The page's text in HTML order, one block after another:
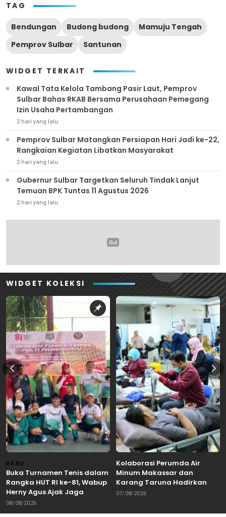
TAG
Bendungan Budong budong
Mamuju Tengah
Pemprov Sulbar
Santunan
WIDGET TERKAIT
Kawal Tata Kelola Tambang Pasir Laut, Pemprov
Sulbar Bahas RKAB Bersama Perusahaan Pemegang
Izin Usaha Pertambangan
2 hari yang lalu
Pemprov Sulbar Matangkan Persiapan Hari Jadi ke-22,
Rangkaian Kegiatan Libatkan Masyarakat
2 hari yang lalu
Gubernur Sulbar Targetkan Seluruh Tindak Lanjut
Temuan BPK Tuntas 11 Agustus 2026
2 hari yang lalu
WIDGET KOLEKSI
BARU
Buka Turnamen Tenis dalam
Rangka HUT RI ke-81, Wabup
Herny Agus Ajak Jaga
Kebersamaan dan
Sportivitas
08/08/2026
Kolaborasi Perumda Air
Minum Makassar dan
Karang Taruna Hadirkan
Aksi Donor Darah untuk
07/08/2026